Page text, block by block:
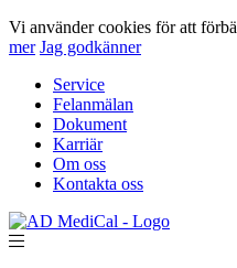
Vi använder cookies för att
mer Jag godkänner
Service
Felanmälan
Dokument
Karriär
Om oss
Kontakta oss